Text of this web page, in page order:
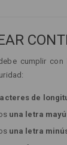
cumplir
de
una letra
una letra